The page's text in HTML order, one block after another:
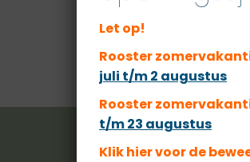
Let op!
Rooster
juli t/m 2 augustus
Rooster
t/m 23 augustus
Klik hier voor de